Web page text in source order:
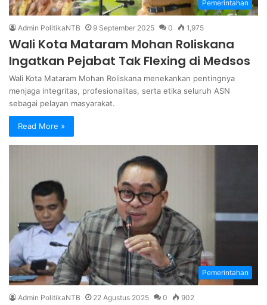
Pemerintahan
Admin PolitikaNTB 9 September 2025 0 1,975
Wali Kota Mataram Mohan Roliskana
Ingatkan Pejabat Tak Flexing di Medsos
Wali Kota Mataram Mohan Roliskana menekankan pentingnya
menjaga integritas, profesionalitas, serta etika seluruh ASN
sebagai pelayan masyarakat.
Read More »
Pemerintahan
Admin PolitikaNTB 22 Agustus 2025 0 902